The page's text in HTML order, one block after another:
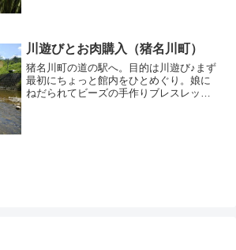
川遊びとお肉購入（猪名川町）
猪名川町の道の駅へ。目的は川遊び♪まず
最初にちょっと館内をひとめぐり。娘に
ねだられてビーズの手作りブレスレット